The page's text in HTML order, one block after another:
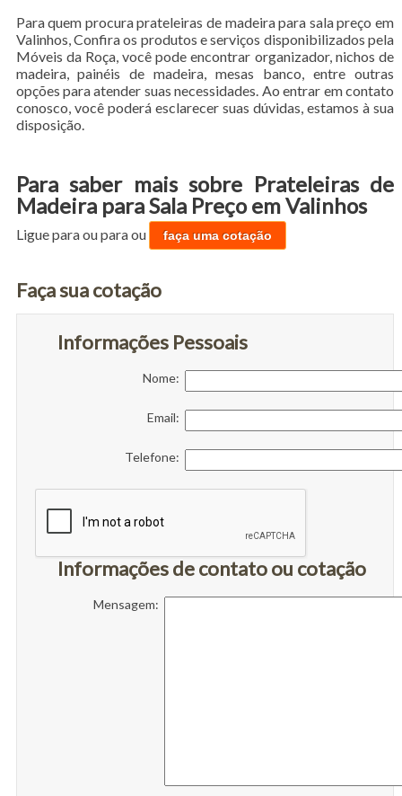
Para quem procura prateleiras de madeira para sala preço em
Valinhos, Confira os produtos e serviços disponibilizados pela
Móveis da Roça, você pode encontrar organizador, nichos de
madeira, painéis de madeira, mesas banco, entre outras
opções para atender suas necessidades. Ao entrar em contato
conosco, você poderá esclarecer suas dúvidas, estamos à sua
disposição.
Para saber mais sobre Prateleiras de
Madeira para Sala Preço em Valinhos
Ligue paraou paraou faça uma cotação
Faça sua cotação
Informações Pessoais
Nome:
Email:
Telefone:
Informações de contato ou cotação
Mensagem: